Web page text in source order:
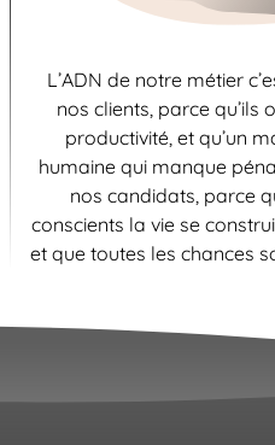
L’ADN de notre métier
nos clients, parce qu’ils
productivité, et qu’un
humaine qui manque
nos candidats, parce
conscients la vie se
et que toutes les chances